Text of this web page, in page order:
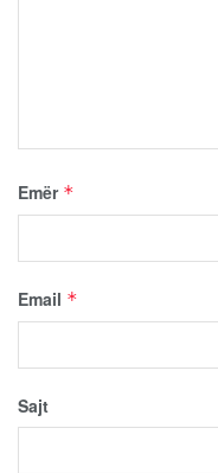
Emër *
Email *
Sajt